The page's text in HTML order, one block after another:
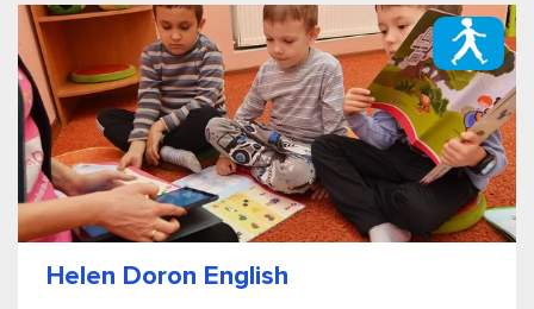
Helen Doron English